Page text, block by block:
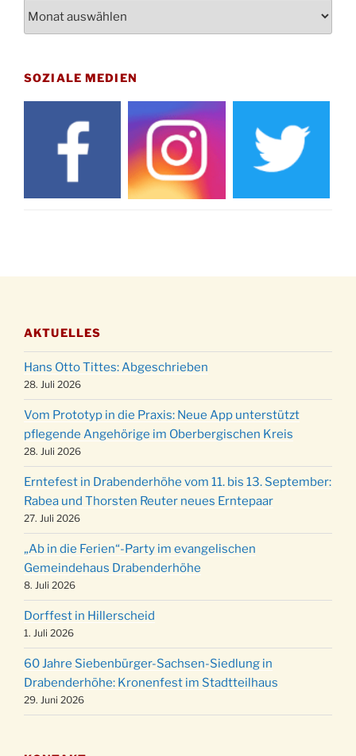
12.11.
St. Martin Umzug in Drabenderhöhe um 17:00
Uhr
Drabenderhöhe um 11:15 Uhr
21.11.
Basar im Ev. Gemeindehaus von 14-16:30 Uhr
Katharinenball des Honterus Chors im
Stadtteilhaus um 19:00 Uhr
Kinderbibeltag im Ev. Gemeindehaus von 10-
12 Uhr
Stadtteilhaus um 19:00 Uhr
11.12.
Puer-Natus weihnachtliches Brauchtum am
Robert-Gassner-Hof um 17:00 Uhr
19.12.
Kinderbibeltag im Ev. Gemeindehaus von 10-
12 Uhr
20.12.
Weihnachts-Konzert des Honterus Chors in
der Kirche um 17:00 Uhr
24.12.
Familiengottesdienst mit Krippenspiel im Ev.
Gemeindehaus um 15:00 Uhr
24.12. Familiengottesdienst in der FeG um 16 Uhr
24.12.
Weihnachtsgottesdienst in der Kirche um
15:00 Uhr
24.12.
Weihnachtsgottesdienst in der Kirche um
18:00 Uhr
24.12.
Christmette mit der ev. Jugend in der Kirche
um 23:00 Uhr
31.12.
Gottesdienst zu Silvester in der Kirche um
18:00 Uhr
SOZIALE MEDIEN
AKTUELLES
Hans Otto Tittes: Abgeschrieben
28. Juli 2026
Vom Prototyp in die Praxis: Neue App unterstützt
pflegende Angehörige im Oberbergischen Kreis
28. Juli 2026
Erntefest in Drabenderhöhe vom 11. bis 13. September:
Rabea und Thorsten Reuter neues Erntepaar
27. Juli 2026
„Ab in die Ferien“-Party im evangelischen
Gemeindehaus Drabenderhöhe
8. Juli 2026
Dorffest in Hillerscheid
1. Juli 2026
60 Jahre Siebenbürger-Sachsen-Siedlung in
Drabenderhöhe: Kronenfest im Stadtteilhaus
29. Juni 2026